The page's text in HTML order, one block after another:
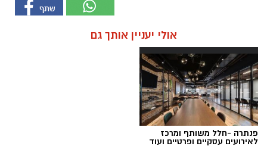
אולי יעניין אותך גם
פנתרה -חלל משותף ומרכז
לאירועים עסקיים ופרטיים ועוד